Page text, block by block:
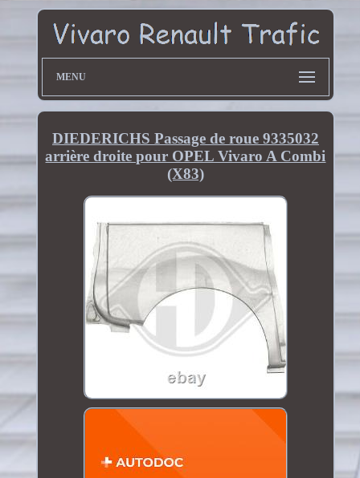
MENU
DIEDERICHS Passage de roue 9335032
arrière droite pour OPEL Vivaro A Combi
(X83)